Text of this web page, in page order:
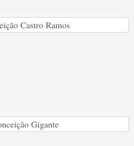
Castro Ramos
Gigante